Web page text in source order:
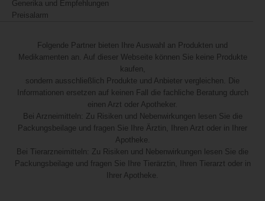
Generika und Empfehlungen
Preisalarm
Folgende Partner bieten Ihre Auswahl an Produkten und
Medikamenten an. Auf dieser Webseite können Sie keine Produkte
kaufen,
sondern ausschließlich Produkte und Anbieter vergleichen. Die
Informationen ersetzen auf keinen Fall die fachliche Beratung durch
einen Arzt oder Apotheker.
Bei Arzneimitteln: Zu Risiken und Nebenwirkungen lesen Sie die
Packungsbeilage und fragen Sie Ihre Ärztin, Ihren Arzt oder in Ihrer
Apotheke.
Bei Tierarzneimitteln: Zu Risiken und Nebenwirkungen lesen Sie die
Packungsbeilage und fragen Sie Ihre Tierärztin, Ihren Tierarzt oder in
Ihrer Apotheke.